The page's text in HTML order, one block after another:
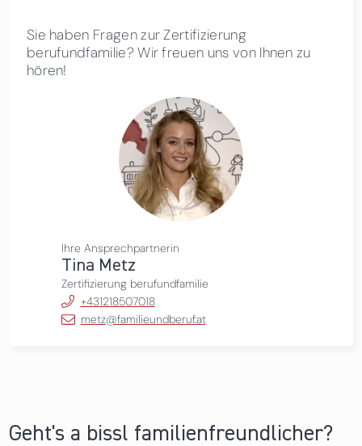
Sie haben Fragen zur Zertifizierung
berufundfamilie? Wir freuen uns von Ihnen zu
hören!
Ihre Ansprechpartnerin
Tina Metz
Zertifizierung berufundfamilie
+431218507018
metz@familieundberuf.at
Geht's a bissl familienfreundlicher?